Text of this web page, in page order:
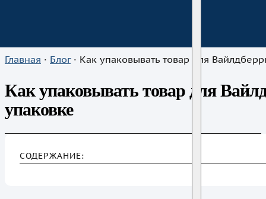
Главная · Блог · Как упаковывать товар для Вайлдберриз: основные
Как упаковывать товар для
упаковке
СОДЕРЖАНИЕ: